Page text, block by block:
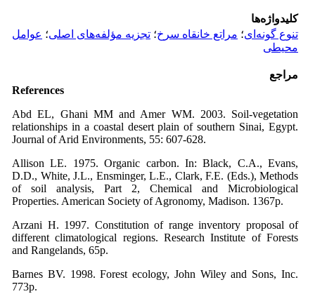
کلیدواژه‌ها
تنوع گونه‌ای؛ مراتع خانقاه سرخ؛ تجزیه مؤلفه‌های اصلی؛ عوامل
محیطی
مراجع
References
Abd EL, Ghani MM and Amer WM. 2003. Soil-vegetation
relationships in a coastal desert plain of southern Sinai, Egypt.
Journal of Arid Environments, 55: 607-628.
Allison LE. 1975. Organic carbon. In: Black, C.A., Evans,
D.D., White, J.L., Ensminger, L.E., Clark, F.E. (Eds.), Methods
of soil analysis, Part 2, Chemical and Microbiological
Properties. American Society of Agronomy, Madison. 1367p.
Arzani H. 1997. Constitution of range inventory proposal of
different climatological regions. Research Institute of Forests
and Rangelands, 65p.
Barnes BV. 1998. Forest ecology, John Wiley and Sons, Inc.
773p.